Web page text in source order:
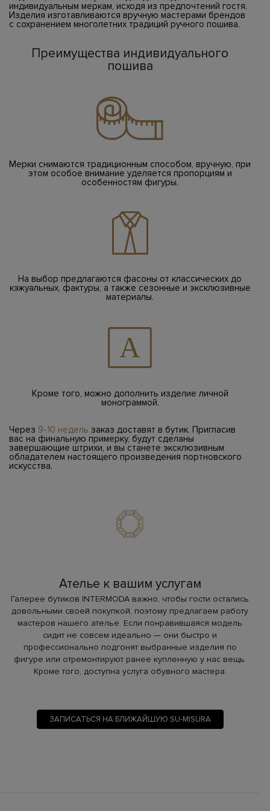
индивидуальным меркам, исходя из предпочтений гостя.
Изделия изготавливаются вручную мастерами брендов
с сохранением многолетних традиций ручного пошива.
Преимущества индивидуального
пошива
Мерки снимаются традиционным способом, вручную, при
этом особое внимание уделяется пропорциям и
особенностям фигуры.
На выбор предлагаются фасоны от классических до
кэжуальных, фактуры, а также сезонные и эксклюзивные
материалы.
Кроме того, можно дополнить изделие личной
монограммой.
Через 9-10 недель заказ доставят в бутик. Пригласив
вас на финальную примерку, будут сделаны
завершающие штрихи, и вы станете эксклюзивным
обладателем настоящего произведения портновского
искусства.
Ателье к вашим услугам
Галерее бутиков INTERMODA важно, чтобы гости остались
довольными своей покупкой, поэтому предлагаем работу
мастеров нашего ателье. Если понравившаяся модель
сидит не совсем идеально — они быстро и
профессионально подгонят выбранные изделия по
фигуре или отремонтируют ранее купленную у нас вещь.
Кроме того, доступна услуга обувного мастера.
ЗАПИСАТЬСЯ НА БЛИЖАЙШУЮ SU-MISURA